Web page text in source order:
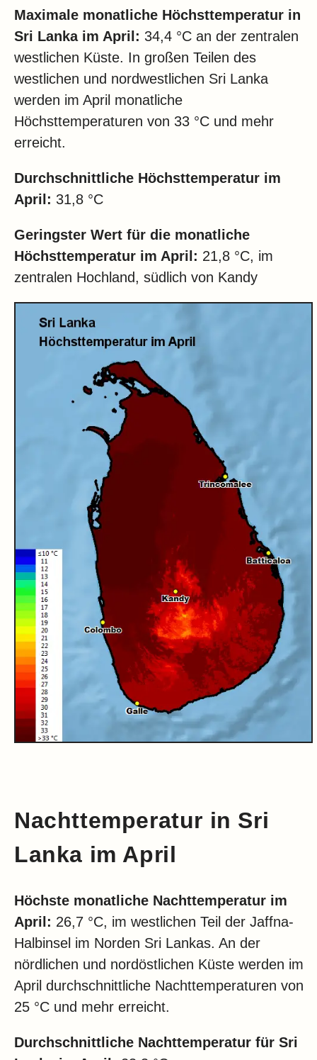
Maximale monatliche Höchsttemperatur in
Sri Lanka im April: 34,4 °C an der zentralen
westlichen Küste. In großen Teilen des
westlichen und nordwestlichen Sri Lanka
werden im April monatliche
Höchsttemperaturen von 33 °C und mehr
erreicht.
Durchschnittliche Höchsttemperatur im
April: 31,8 °C
Geringster Wert für die monatliche
Höchsttemperatur im April: 21,8 °C, im
zentralen Hochland, südlich von Kandy
Nachttemperatur in Sri
Lanka im April
Höchste monatliche Nachttemperatur im
April: 26,7 °C, im westlichen Teil der Jaffna-
Halbinsel im Norden Sri Lankas. An der
nördlichen und nordöstlichen Küste werden im
April durchschnittliche Nachttemperaturen von
25 °C und mehr erreicht.
Durchschnittliche Nachttemperatur für Sri